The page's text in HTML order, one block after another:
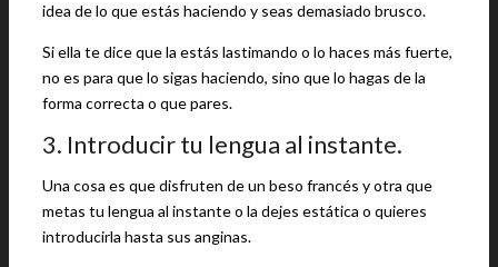
idea de lo que estás haciendo y seas demasiado brusco.
Si ella te dice que la estás lastimando o lo haces más fuerte,
no es para que lo sigas haciendo, sino que lo hagas de la
forma correcta o que pares.
3. Introducir tu lengua al instante.
Una cosa es que disfruten de un beso francés y otra que
metas tu lengua al instante o la dejes estática o quieres
introducirla hasta sus anginas.